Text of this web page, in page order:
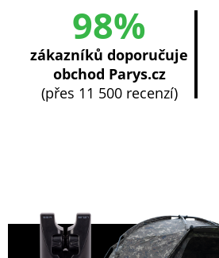
98%
zákazníků doporučuje
obchod Parys.cz
(přes 11 500 recenzí)